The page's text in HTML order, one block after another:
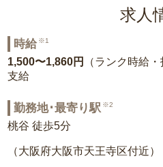
求人
時給 ※1
1,500〜1,860円
（ランク時給
支給
勤務地･最寄り駅 ※2
桃谷 徒歩5分
（大阪府大阪市天王寺区付近）